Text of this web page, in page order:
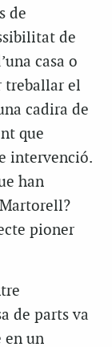
de
de
casa o
treballar el
cadira de
que
intervenció.
han
pioner
de parts va
en un